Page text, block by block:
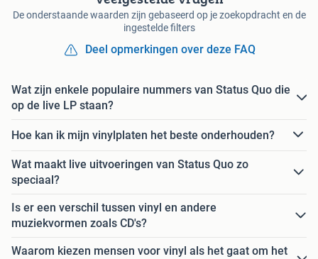
De onderstaande waarden zijn gebaseerd op je zoekopdracht en de
ingestelde filters
Deel opmerkingen over deze FAQ
Wat zijn enkele populaire nummers van Status Quo die
op de live LP staan?
Hoe kan ik mijn vinylplaten het beste onderhouden?
Wat maakt live uitvoeringen van Status Quo zo
speciaal?
Is er een verschil tussen vinyl en andere
muziekvormen zoals CD's?
Waarom kiezen mensen voor vinyl als het gaat om het